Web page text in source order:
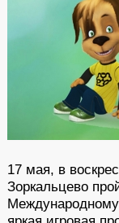
17 мая, в
Зоркальцево